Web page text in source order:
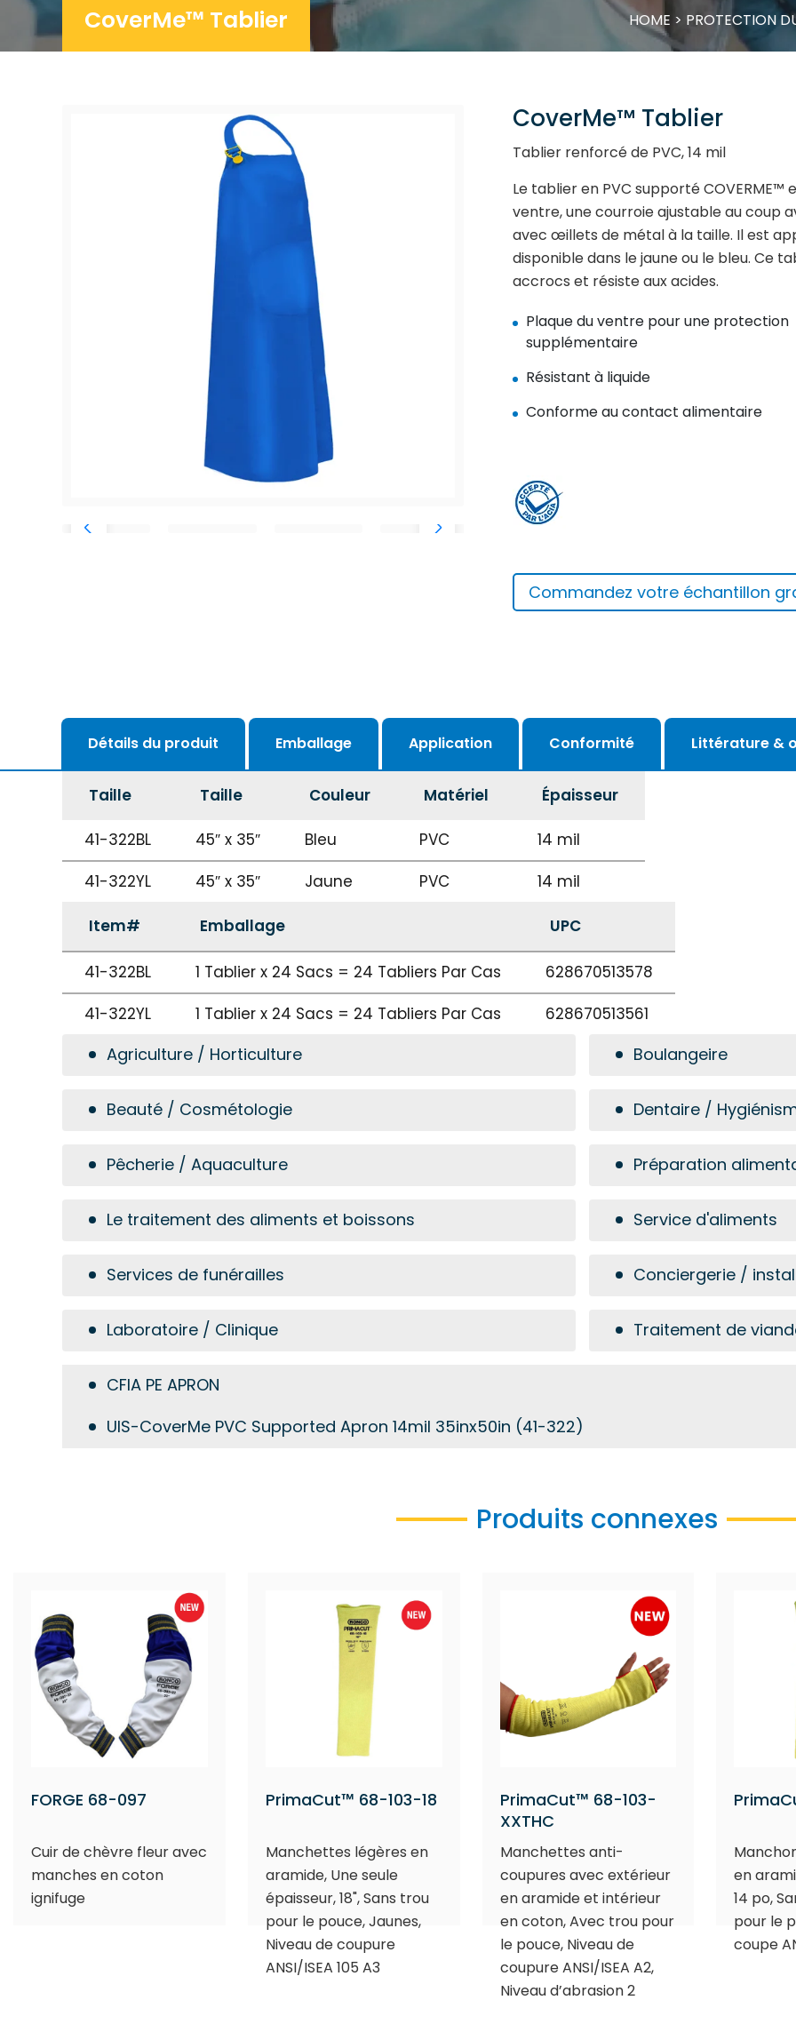
CoverMe™ Tablier HOME > PROTECTION
CoverMe™ Tablier
Tablier renforcé de PVC, 14 mil
Le tablier en PVC supporté COVERME™
ventre, une courroie ajustable au coup
avec œillets de métal à la taille. Il est
disponible dans le jaune ou le bleu. Ce
accrocs et résiste aux acides.
Plaque du ventre pour une protection
supplémentaire
Résistant à liquide
Conforme au contact alimentaire
Commandez votre échantillon
Détails du produit Emballage Application Conformité Littérature &
Taille Taille Couleur Matériel Épaisseur
41-322BL 45″ x 35″ Bleu PVC
14 mil
41-322YL
45″ x 35″ Jaune PVC 14 mil
Item# Emballage UPC
41-322BL 1 Tablier x 24 Sacs = 24 Tabliers Par Cas
628670513578
41-322YL
1 Tablier x 24 Sacs = 24 Tabliers Par Cas 628670513561
Agriculture / Horticulture Boulangeire
Beauté / Cosmétologie Dentaire /
Pêcherie / Aquaculture Préparation
Le traitement des aliments et boissons Service d'aliments
Services de funérailles Conciergerie /
Laboratoire / Clinique Traitement de
CFIA PE APRON
UIS-CoverMe PVC Supported Apron 14mil 35inx50in (41-322)
Produits connexes
FORGE 68-097
Cuir de chèvre fleur avec
manches en coton
ignifuge
PrimaCut™ 68-103-18
Manchettes légères en
aramide, Une seule
épaisseur, 18", Sans trou
pour le pouce, Jaunes,
Niveau de coupure
ANSI/ISEA 105 A3
PrimaCut™ 68-103-
XXTHC
Manchettes anti-
coupures avec extérieur
en aramide et intérieur
en coton, Avec trou pour
le pouce, Niveau de
coupure ANSI/ISEA A2,
Niveau d’abrasion 2
en
14 po,
pour le
coupe